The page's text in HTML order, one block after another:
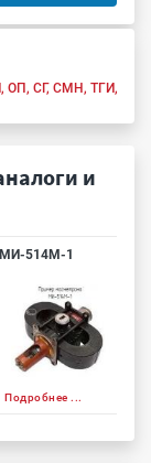
СГ, СМН, ТГИ,
и
МИ-514М-1
Подробнее ...